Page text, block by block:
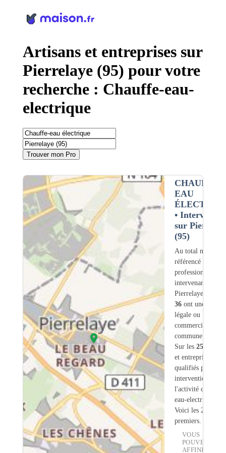
Artisans et entreprises sur
Pierrelaye (95) pour votre
recherche : Chauffe-eau-
electrique
Trouver mon Pro
CHAUFFE-
EAU
•
sur
(95)
Au total nous
référencé
professionnels
intervenant sur
Pierrelaye (95)
36ont une
légale ou
commerciale
commune.
Sur les 254
et entreprises
qualifiés pour une
intervention sur
l'activité chauffe-
eau-electrique.
Voici les 20
premiers.
VOUS
POUVEZ
AFFINER